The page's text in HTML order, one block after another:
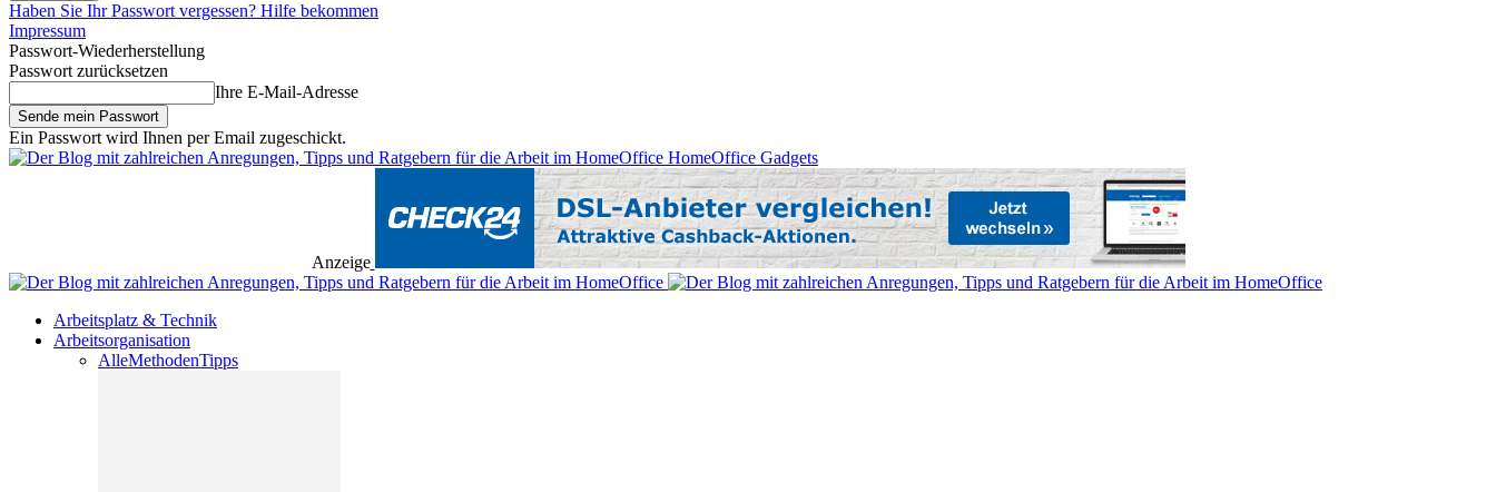
Haben Sie Ihr Passwort vergessen? Hilfe bekommen
Impressum
Passwort-Wiederherstellung
Passwort zurücksetzen
Ihre E-Mail-Adresse
Ein Passwort wird Ihnen per Email zugeschickt.
HomeOffice Gadgets
Anzeige
Arbeitsplatz & Technik
Arbeitsorganisation
AlleMethodenTipps